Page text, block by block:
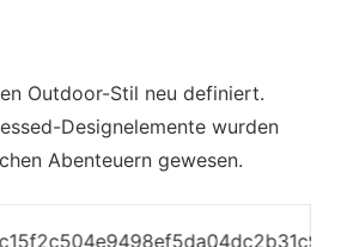
Outdoor-Stil neu definiert.
Designelemente wurden
Abenteuern gewesen.